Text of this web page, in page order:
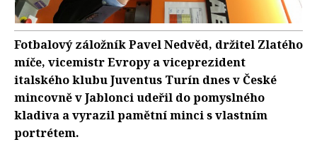
Fotbalový záložník Pavel Nedvěd, držitel Zlatého
míče, vicemistr Evropy a viceprezident
italského klubu Juventus Turín dnes v České
mincovně v Jablonci udeřil do pomyslného
kladiva a vyrazil pamětní minci s vlastním
portrétem.